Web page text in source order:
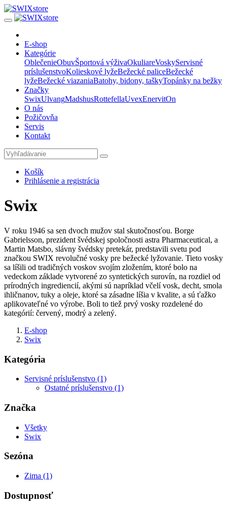
E-shop
Kategórie
OblečenieObuvŠportová výživaOkuliareVoskyServisné
príslušenstvoKolieskové lyžeBežecké paliceBežecké
lyžeBežecké viazaniaBatohy, bidony, taškyTopánky na bežky
Značky
SwixUlvangMadshusRottefellaUvexEnervitOn
O nás
Požičovňa
Servis
Kontakt
Košík
Prihlásenie a registrácia
Swix
V roku 1946 sa sen dvoch mužov stal skutočnosťou. Borge
Gabrielsson, prezident švédskej spoločnosti astra Pharmaceutical, a
Martin Matsbo, slávny švédsky pretekár, predstavili svetu pod
značkou SWIX revolučné vosky pre bežecké lyžovanie. Tieto vosky
sa líšili od tradičných voskov svojím zložením, ktoré bolo na
vedeckom základe vytvorené zo syntetických surovín, na rozdiel od
prírodných ingrediencií, akými sú napríklad včelí vosk, decht, smola
ihličnanov, tuky a oleje, ktoré sa zásadne líšia v kvalite, a sú ťažko
aplikovateľné vo výrobe. Boli to tiež prvý vosky rozdelené do
kategórií: červený, modrý a zelený.
E-shop
Swix
Kategória
Servisné príslušenstvo (1)
Ostatné príslušenstvo (1)
Značka
Všetky
Swix
Sezóna
Zima (1)
Dostupnosť